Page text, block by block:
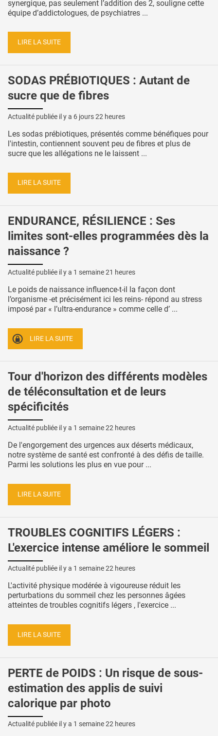
synergique, pas seulement l’addition des 2, souligne cette
équipe d’addictologues, de psychiatres ...
LIRE LA SUITE
SODAS PRÉBIOTIQUES : Autant de
sucre que de fibres
Actualité publiée il y a 6 jours 22 heures
Les sodas prébiotiques, présentés comme bénéfiques pour
l'intestin, contiennent souvent peu de fibres et plus de
sucre que les allégations ne le laissent ...
LIRE LA SUITE
ENDURANCE, RÉSILIENCE : Ses
limites sont-elles programmées dès la
naissance ?
Actualité publiée il y a 1 semaine 21 heures
Le poids de naissance influence-t-il la façon dont
l’organisme -et précisément ici les reins- répond au stress
imposé par « l’ultra-endurance » comme celle d’ ...
LIRE LA SUITE
Tour d'horizon des différents modèles
de téléconsultation et de leurs
spécificités
Actualité publiée il y a 1 semaine 22 heures
De l'engorgement des urgences aux déserts médicaux,
notre système de santé est confronté à des défis de taille.
Parmi les solutions les plus en vue pour ...
LIRE LA SUITE
TROUBLES COGNITIFS LÉGERS :
L'exercice intense améliore le sommeil
Actualité publiée il y a 1 semaine 22 heures
L'activité physique modérée à vigoureuse réduit les
perturbations du sommeil chez les personnes âgées
atteintes de troubles cognitifs légers , l'exercice ...
LIRE LA SUITE
PERTE de POIDS : Un risque de sous-
estimation des applis de suivi
calorique par photo
Actualité publiée il y a 1 semaine 22 heures